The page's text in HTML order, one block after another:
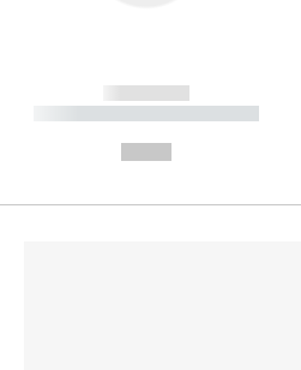
------------
----------- ----------- --------